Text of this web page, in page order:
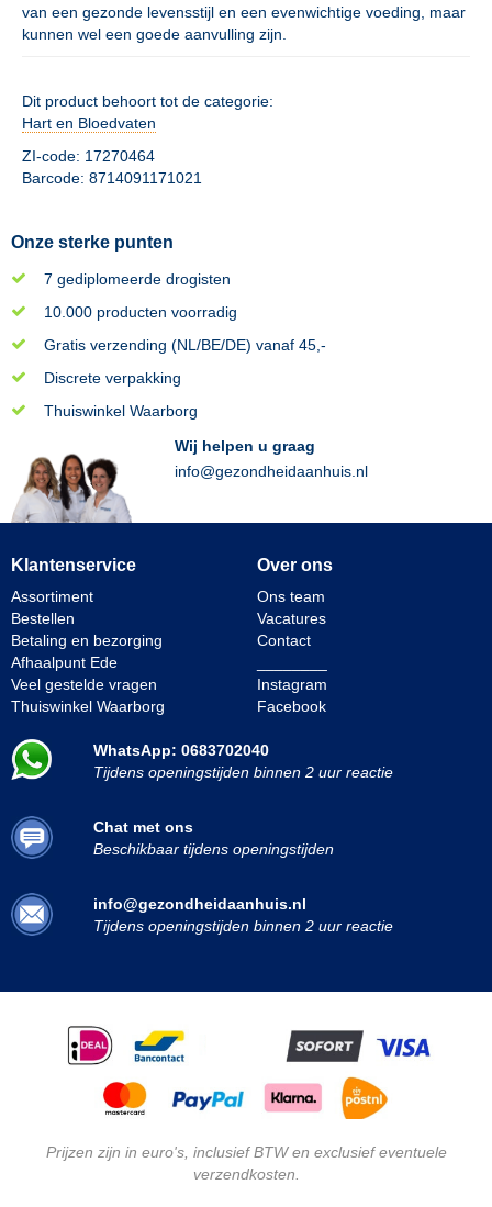
van een gezonde levensstijl en een evenwichtige voeding, maar
kunnen wel een goede aanvulling zijn.
Dit product behoort tot de categorie:
Hart en Bloedvaten
ZI-code: 17270464
Barcode: 8714091171021
Onze sterke punten
7 gediplomeerde drogisten
10.000 producten voorradig
Gratis verzending (NL/BE/DE) vanaf 45,-
Discrete verpakking
Thuiswinkel Waarborg
Wij helpen u graag
info@gezondheidaanhuis.nl
Klantenservice
Assortiment
Bestellen
Betaling en bezorging
Afhaalpunt Ede
Veel gestelde vragen
Thuiswinkel Waarborg
Over ons
Ons team
Vacatures
Contact
Instagram
Facebook
WhatsApp: 0683702040
Tijdens openingstijden binnen 2 uur reactie
Chat met ons
Beschikbaar tijdens openingstijden
info@gezondheidaanhuis.nl
Tijdens openingstijden binnen 2 uur reactie
Prijzen zijn in euro's, inclusief BTW en exclusief eventuele
verzendkosten.